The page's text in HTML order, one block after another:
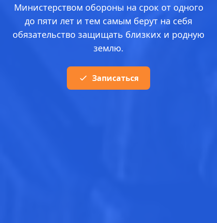
Министерством обороны на срок от одного
до пяти лет и тем самым берут на себя
обязательство защищать близких и родную
землю.
Записаться